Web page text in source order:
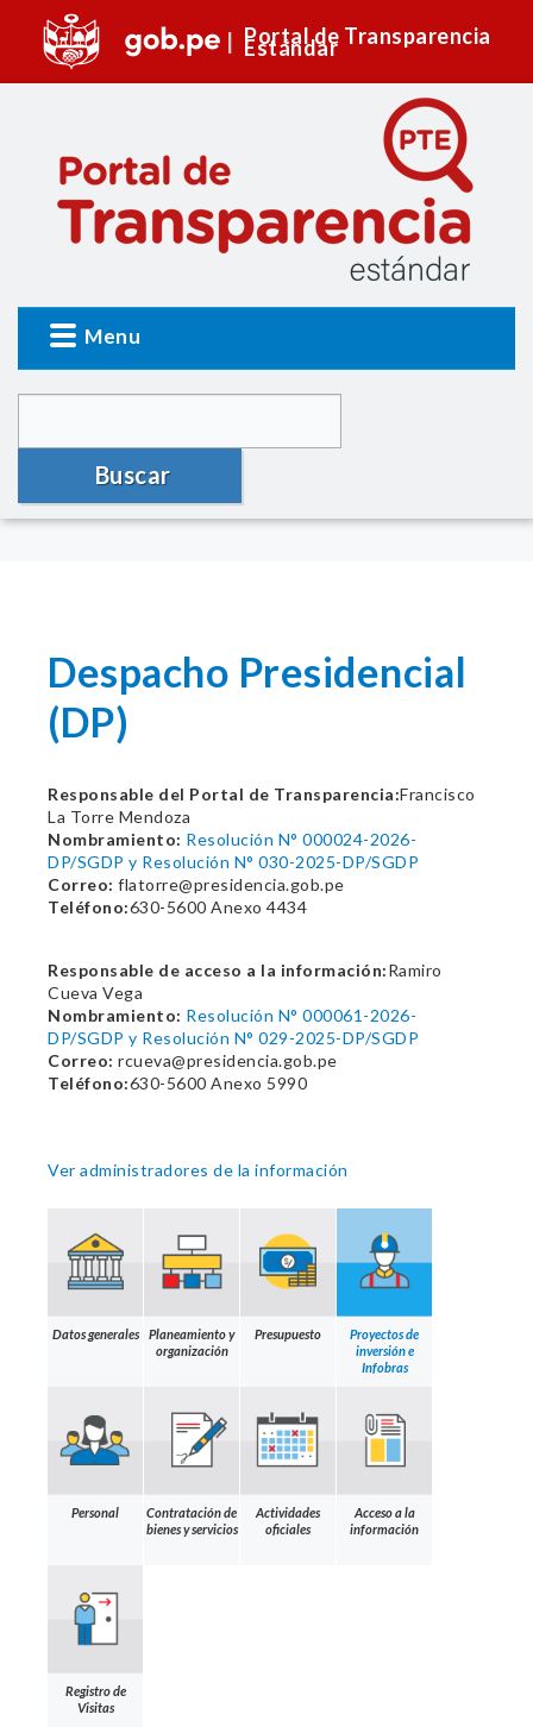
Portal de Transparencia
Estándar
Menu
Buscar
Despacho Presidencial
(DP)
Responsable del Portal de Transparencia:Francisco
La Torre Mendoza
Nombramiento: Resolución N° 000024-2026-
DP/SGDP y Resolución N° 030-2025-DP/SGDP
Correo: flatorre@presidencia.gob.pe
Teléfono:630-5600 Anexo 4434
Responsable de acceso a la información:Ramiro
Cueva Vega
Nombramiento: Resolución N° 000061-2026-
DP/SGDP y Resolución N° 029-2025-DP/SGDP
Correo: rcueva@presidencia.gob.pe
Teléfono:630-5600 Anexo 5990
Ver administradores de la información
Datos generales
Planeamiento y
organización
Presupuesto
Proyectos de
inversión e
Infobras
Personal
Contratación de
bienes y servicios
Actividades
oficiales
Acceso a la
información
Registro de
Visitas